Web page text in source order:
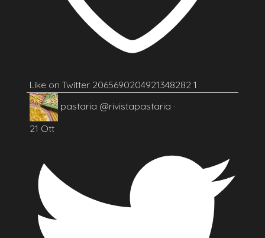
Like on Twitter 2065690204921348282 1
pastaria @rivistapastaria ·
21 Ott